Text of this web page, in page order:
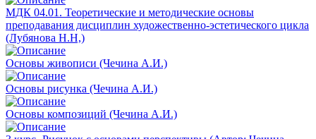
МДК 04.01. Теоретические и методические основы
преподавания дисциплин художественно-эстетического цикла
(Лубянова Н.Н,)
Основы живописи (Чечина А.И.)
Основы рисунка (Чечина А.И.)
Основы композиций (Чечина А.И.)